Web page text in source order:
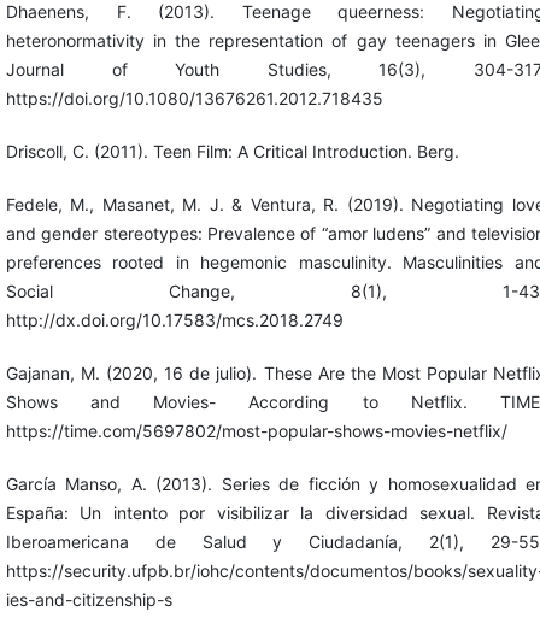
Dhaenens, F. (2013). Teenage queerness:
heteronormativity in the representation of gay teenagers in
Journal of Youth Studies, 16(3), 304-
https://doi.org/10.1080/13676261.2012.718435
Driscoll, C. (2011). Teen Film: A Critical Introduction. Berg.
Fedele, M., Masanet, M. J. & Ventura, R. (2019). Negotiating
and gender stereotypes: Prevalence of “amor ludens” and
preferences rooted in hegemonic masculinity. Masculinities
Social Change, 8(1), 1-
http://dx.doi.org/10.17583/mcs.2018.2749
Gajanan, M. (2020, 16 de julio). These Are the Most Popular
Shows and Movies- According to Netflix.
https://time.com/5697802/most-popular-shows-movies-netflix/
García Manso, A. (2013). Series de ficción y homosexualidad
España: Un intento por visibilizar la diversidad sexual.
Iberoamericana de Salud y Ciudadanía, 2(1), 29-
https://security.ufpb.br/iohc/contents/documentos/books/
ies-and-citizenship-s